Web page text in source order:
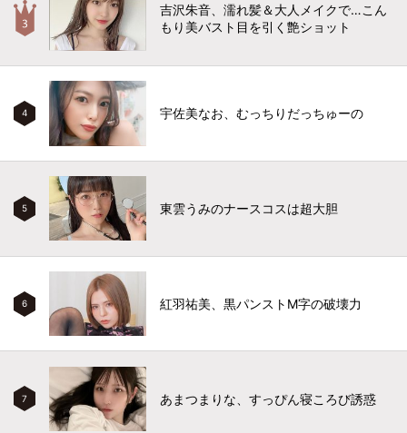
吉沢朱音、濡れ髪＆大人メイクで…こん
もり美バスト目を引く艶ショット
4 宇佐美なお、むっちりだっちゅーの
5 東雲うみのナースコスは超大胆
6 紅羽祐美、黒パンストM字の破壊力
7 あまつまりな、すっぴん寝ころび誘惑